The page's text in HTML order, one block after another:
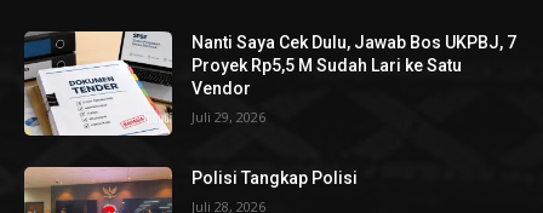
Nanti Saya Cek Dulu, Jawab Bos UKPBJ, 7
Proyek Rp5,5 M Sudah Lari ke Satu
Vendor
Juli 29, 2026
Polisi Tangkap Polisi
Juli 28, 2026